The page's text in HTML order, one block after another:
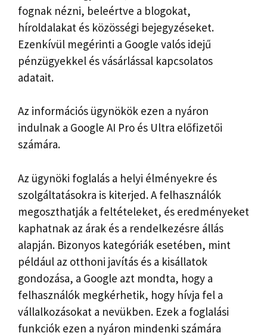
fognak nézni, beleértve a blogokat,
híroldalakat és közösségi bejegyzéseket.
Ezenkívül megérinti a Google valós idejű
pénzügyekkel és vásárlással kapcsolatos
adatait.
Az információs ügynökök ezen a nyáron
indulnak a Google AI Pro és Ultra előfizetői
számára.
Az ügynöki foglalás a helyi élményekre és
szolgáltatásokra is kiterjed. A felhasználók
megoszthatják a feltételeket, és eredményeket
kaphatnak az árak és a rendelkezésre állás
alapján. Bizonyos kategóriák esetében, mint
például az otthoni javítás és a kisállatok
gondozása, a Google azt mondta, hogy a
felhasználók megkérhetik, hogy hívja fel a
vállalkozásokat a nevükben. Ezek a foglalási
funkciók ezen a nyáron mindenki számára